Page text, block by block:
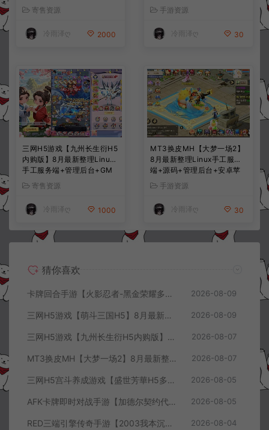
服务端+CDK授权后台+安卓
+详细搭建教程+视频教程
寄售资源
冷雨泽ღ 2000
户端+详细搭建教程+视频教
手游资源
冷雨泽ღ 30
三网H5游戏【九州长生衍H5
内购版】8月最新整理Linux
手工服务端+管理后台+GM
授权后台+简易安卓客户端
+详细搭建教程+视频教程
寄售资源
冷雨泽ღ 1000
MT3换皮MH【大梦一场2】
8月最新整理Linux手工服务
端+源码+管理后台+安卓苹
果双端+详细搭建教程+视频
教程
手游资源
冷雨泽ღ 30
猜你喜欢
卡牌回合手游【火影忍者-黑金荣耀多区跨服平台币内购版】8月最新整理Linux手工服务端+CDK授权后台+安卓+详细搭建教程+视频教程 2026-08-09
三网H5游戏【萌斗三国H5】8月最新整理Win一键服务端+GM充值后台+简易安卓客户端+详细搭建教程+视频教程 2026-08-09
三网H5游戏【九州长生衍H5内购版】8月最新整理Linux手工服务端+管理后台+GM授权后台+简易安卓客户端+详细搭建教程+视频教程 2026-08-07
MT3换皮MH【大梦一场2】8月最新整理Linux手工服务端+源码+管理后台+安卓苹果双端+详细搭建教程+视频教程 2026-08-07
三网H5宫斗养成游戏【盛世芳華H5多区跨服代金券内购优化版】8月最新整理Linux手工服务端+CDK授权后台+全资源安卓+详细搭建教程+视频教程 2026-08-05
AFK卡牌即时对战手游【加德尔契约代金券内购修复版】8月最新整理Linux手工服务端+前后端全套源码+CDK授权后台+安卓苹果双端+详细搭建教程+视频教程 2026-08-05
RED三端引擎传奇手游【2003我本沉默三职业】8月最新整理Win一键服务端+PC安卓+详细搭建教程 2026-08-04